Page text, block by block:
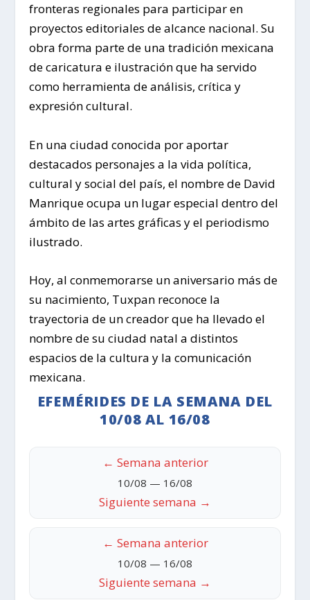
fronteras regionales para participar en
proyectos editoriales de alcance nacional. Su
obra forma parte de una tradición mexicana
de caricatura e ilustración que ha servido
como herramienta de análisis, crítica y
expresión cultural.
En una ciudad conocida por aportar
destacados personajes a la vida política,
cultural y social del país, el nombre de David
Manrique ocupa un lugar especial dentro del
ámbito de las artes gráficas y el periodismo
ilustrado.
Hoy, al conmemorarse un aniversario más de
su nacimiento, Tuxpan reconoce la
trayectoria de un creador que ha llevado el
nombre de su ciudad natal a distintos
espacios de la cultura y la comunicación
mexicana.
EFEMÉRIDES DE LA SEMANA DEL
10/08 AL 16/08
← Semana anterior
10/08 — 16/08
Siguiente semana →
← Semana anterior
10/08 — 16/08
Siguiente semana →